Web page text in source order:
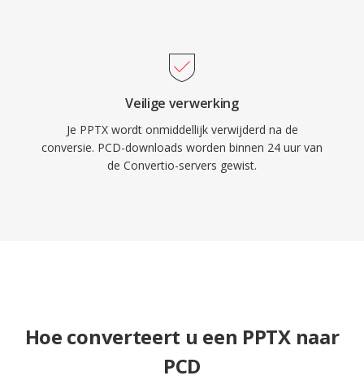
Veilige verwerking
Je PPTX wordt onmiddellijk verwijderd na de
conversie. PCD-downloads worden binnen 24 uur van
de Convertio-servers gewist.
Hoe converteert u een PPTX naar
PCD